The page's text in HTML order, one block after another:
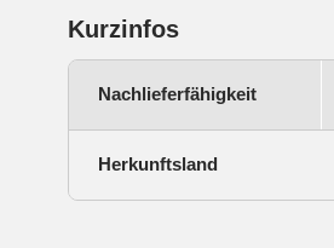
Kurzinfos
Nachlieferfähigkeit
Herkunftsland